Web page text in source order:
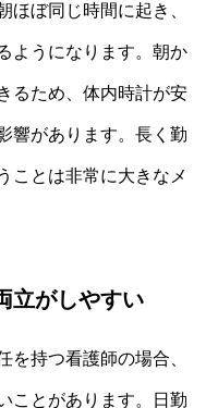
ほぼ同じ時間に起き、
ようになります。朝か
るため、体内時計が安
響があります。長く勤
ことは非常に大きなメ
立がしやすい
を持つ看護師の場合、
ことがあります。日勤